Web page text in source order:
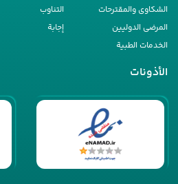
الشکاوى والمقترحات
المرضى الدولیین
الخدمات الطبیة
التناوب
إجابة
الأذونات